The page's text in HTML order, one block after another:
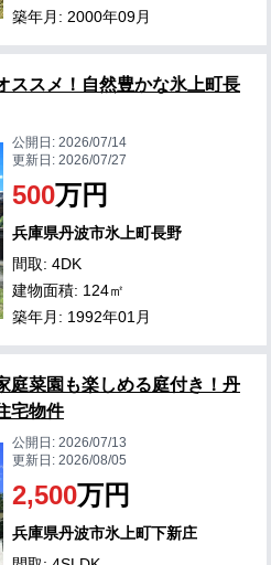
築年月: 2000年09月
ススメ！自然豊かな氷上町長
公開日:2026/07/14
更新日:2026/07/27
500万円
兵庫県丹波市氷上町長野
間取: 4DK
建物面積: 124㎡
築年月: 1992年01月
庭菜園も楽しめる庭付き！丹
宅物件
公開日:2026/07/13
更新日:2026/08/05
2,500万円
兵庫県丹波市氷上町下新庄